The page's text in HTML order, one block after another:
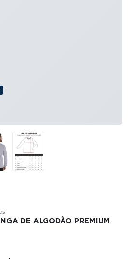
DE ALGODÃO PREMIUM